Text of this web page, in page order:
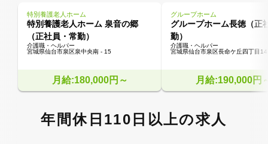
特別養護老人ホーム
特別養護老人ホーム 泉音の郷
（正社員・常勤）
介護職・ヘルパー
宮城県仙台市泉区泉中央南 - 15
月給:180,000円～
グループホーム
グループホーム長徳（正
勤）
介護職・ヘルパー
宮城県仙台市泉区長命ケ丘四丁目
月給:190,000円
年間休日110日以上の求人